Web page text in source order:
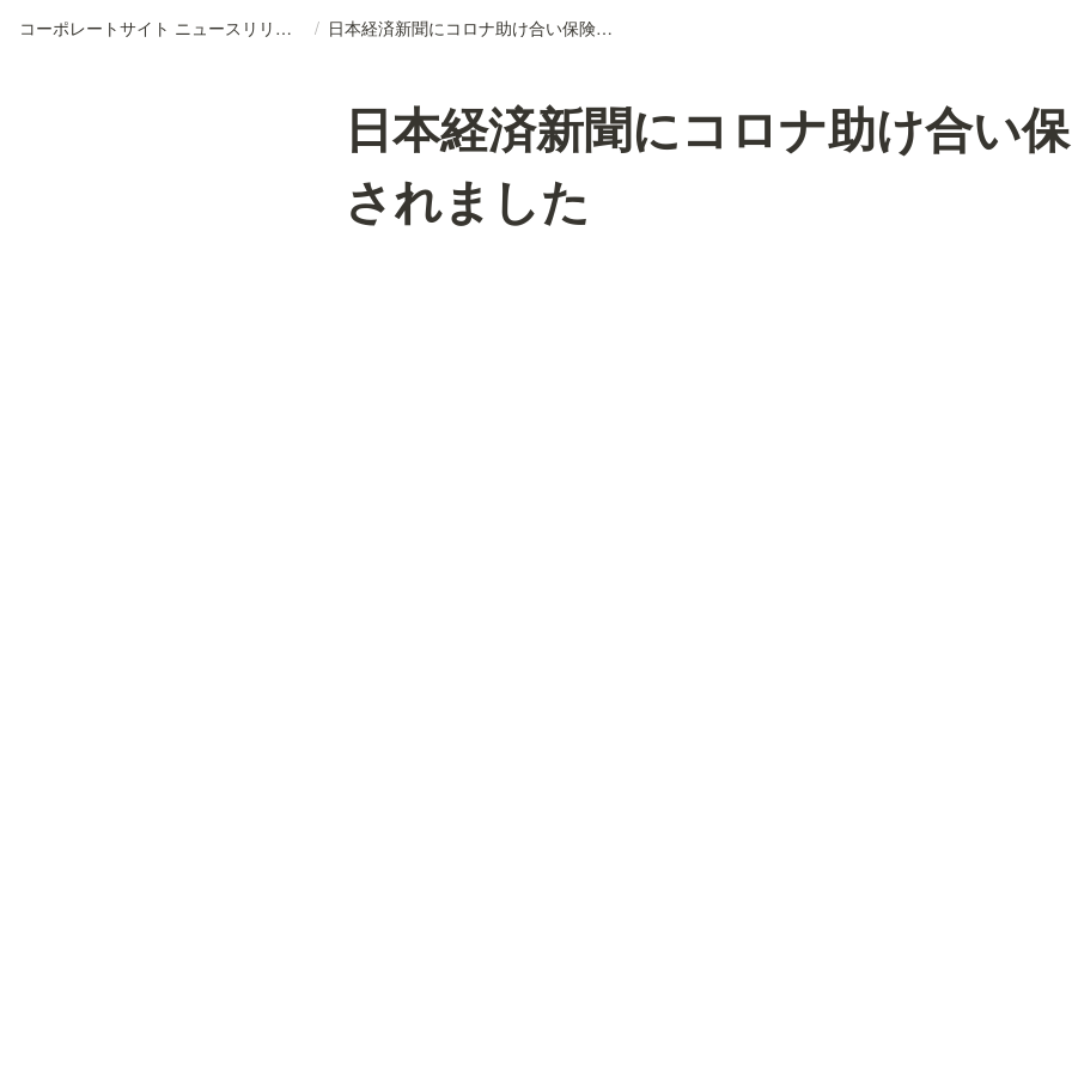
コーポレートサイト ニュースリリースDB / 日本経済新聞にコロナ助け合い保険が掲載されました
日本経済新聞にコロナ助け合い
されました